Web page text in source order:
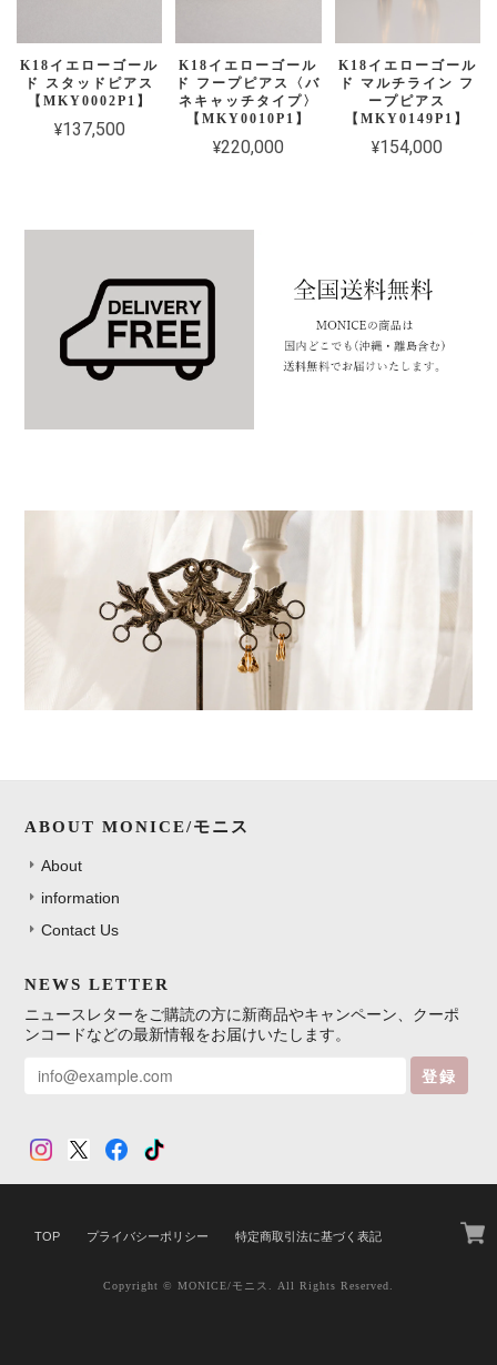
K18イエローゴール
ド スタッドピアス
【MKY0002P1】
¥137,500
K18イエローゴール
ド フープピアス〈バ
ネキャッチタイプ〉
【MKY0010P1】
¥220,000
K18イエローゴール
ド マルチライン フ
ープピアス
【MKY0149P1】
¥154,000
ABOUT MONICE/モニス
About
information
Contact Us
NEWS LETTER
ニュースレターをご購読の方に新商品やキャンペーン、クーポ
ンコードなどの最新情報をお届けいたします。
登録
TOP プライバシーポリシー 特定商取引法に基づく表記
Copyright © MONICE/モニス. All Rights Reserved.